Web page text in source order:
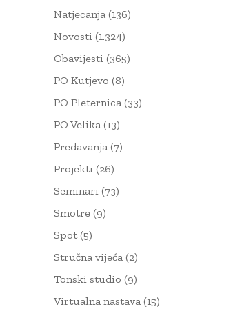
Natjecanja (136)
Novosti (1.324)
Obavijesti (365)
PO Kutjevo (8)
PO Pleternica (33)
PO Velika (13)
Predavanja (7)
Projekti (26)
Seminari (73)
Smotre (9)
Spot(5)
Stručna vijeća (2)
Tonski studio (9)
Virtualna nastava (15)